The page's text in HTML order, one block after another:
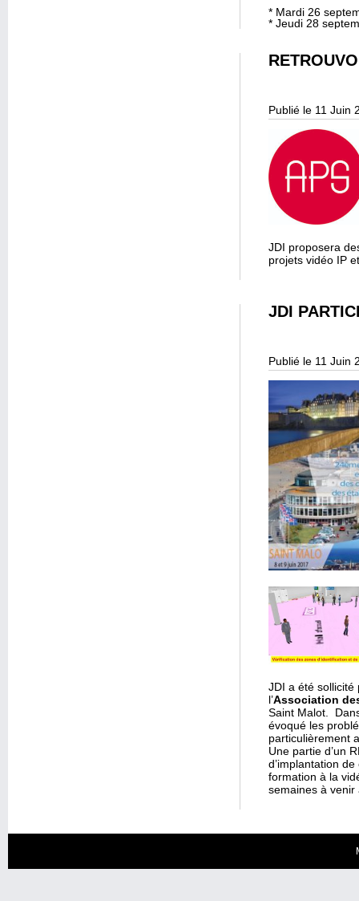
* Mardi 26
* Jeudi 28
Publié le 11 Juin
JDI proposera
projets vidéo IP
JDI
Publié le 11 Juin
JDI a été sollicité
l’Association
Saint Malot.
évoqué les
particulièrement
Une partie d’un
d’implantation
formation à la
semaines à venir